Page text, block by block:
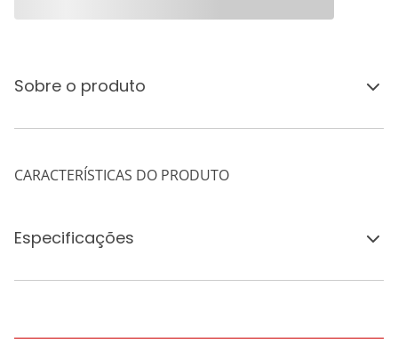
Sobre o produto
CARACTERÍSTICAS DO PRODUTO
Especificações